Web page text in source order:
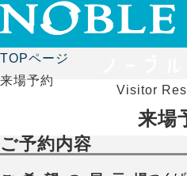
TOPページ
来場予約
Visitor
来場
ご予約内容